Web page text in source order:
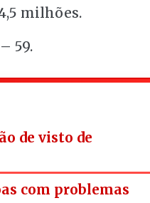
milhões.
59.
de visto de
com problemas